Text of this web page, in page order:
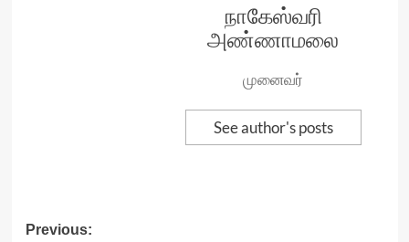
நாகேஸ்வரி
அண்ணாமலை
முனைவர்
See author's posts
Post
Previous: